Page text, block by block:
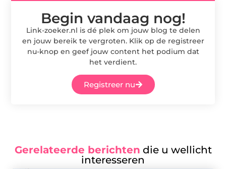
Begin vandaag nog!
Link-zoeker.nl is dé plek om jouw blog te delen
en jouw bereik te vergroten. Klik op de registreer
nu-knop en geef jouw content het podium dat
het verdient.
Registreer nu
Gerelateerde berichten die u wellicht
interesseren